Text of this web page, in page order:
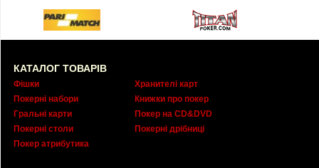
КАТАЛОГ ТОВАРІВ
Фішки
Покерні набори
Гральні карти
Покерні столи
Покер атрибутика
Хранителі карт
Книжки про покер
Покер на CD&DVD
Покерні дрібниці